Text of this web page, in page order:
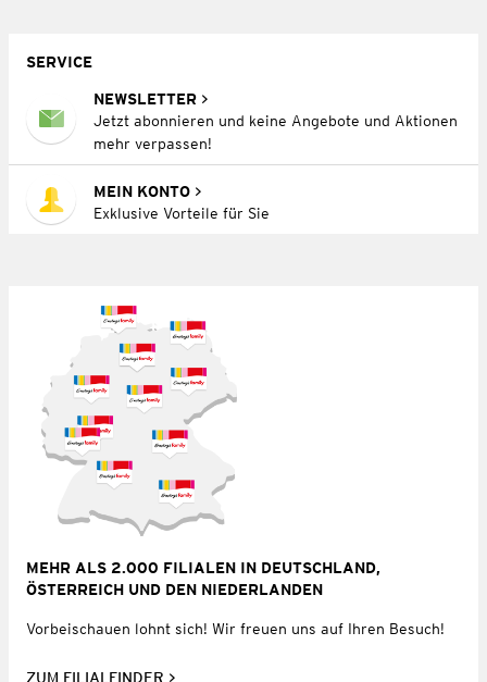
SERVICE
NEWSLETTER
Jetzt abonnieren und keine Angebote und Aktionen
mehr verpassen!
MEIN KONTO
Exklusive Vorteile für Sie
MEHR ALS 2.000 FILIALEN IN DEUTSCHLAND,
ÖSTERREICH UND DEN NIEDERLANDEN
Vorbeischauen lohnt sich! Wir freuen uns auf Ihren Besuch!
ZUM FILIALFINDER